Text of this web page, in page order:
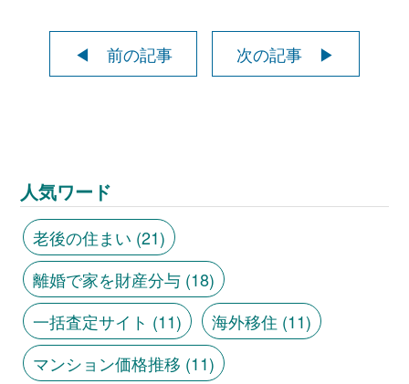
◀ 前の記事 次の記事 ▶
人気ワード
老後の住まい (21)
離婚で家を財産分与(18)
一括査定サイト (11) 海外移住 (11)
マンション価格推移 (11)